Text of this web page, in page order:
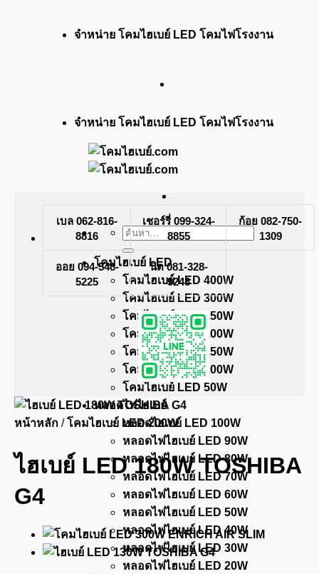
จำหน่าย โคมไฮเบย์ LED โคมไฟโรงงาน
จำหน่าย โคมไฮเบย์ LED โคมไฟโรงงาน
ค้นหา:
โคมไฮเบย์ LED
โคมไฮเบย์ LED 400W
โคมไฮเบย์ LED 300W
โคมไฮเบย์ LED 250W
โคมไฮเบย์ LED 200W
โคมไฮเบย์ LED 150W
โคมไฮเบย์ LED 100W
โคมไฮเบย์ LED 50W
หลอดไฟไฮเบย์
หลอดไฮเบย์ LED 100W
หลอดไฟไฮเบย์ LED 90W
หลอดไฟไฮเบย์ LED 80W
หลอดไฟไฮเบย์ LED 70W
หลอดไฟไฮเบย์ LED 60W
หลอดไฟไฮเบย์ LED 50W
หลอดไฟไฮเบย์ LED 40W
หลอดไฟไฮเบย์ LED 30W
หลอดไฟไฮเบย์ LED 20W
เบล 062-816-
8816
เชอร์รี่ 099-324-
8855
ก้อย 082-750-
1309
ออย 094-548-
5225
นิต 081-328-
9248
หน้าหลัก / โคมไฮเบย์ LED 200W
ไฮเบย์ LED 180W TOSHIBA
G4